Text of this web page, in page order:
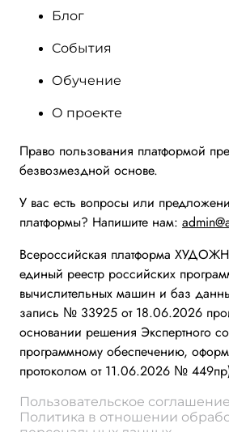
Блог
События
Обучение
О проекте
Право пользования платформой
безвозмездной основе.
У вас есть вопросы или
платформы? Напишите нам:
Всероссийская платформа
единый реестр российских
вычислительных машин и баз
запись № 33925 от 18.06.2026
основании решения Экспертного
программному обеспечению,
протоколом от 11.06.2026 №
Пользовательское соглашение
Политика в отношении